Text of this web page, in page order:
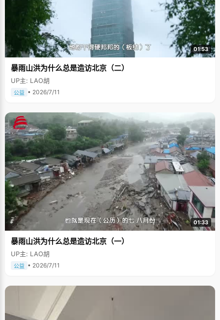
01:53
暴雨山洪为什么总是造访北京（二）
UP主: LAO胡
公益 • 2026/7/11
01:33
暴雨山洪为什么总是造访北京（一）
UP主: LAO胡
公益 • 2026/7/11